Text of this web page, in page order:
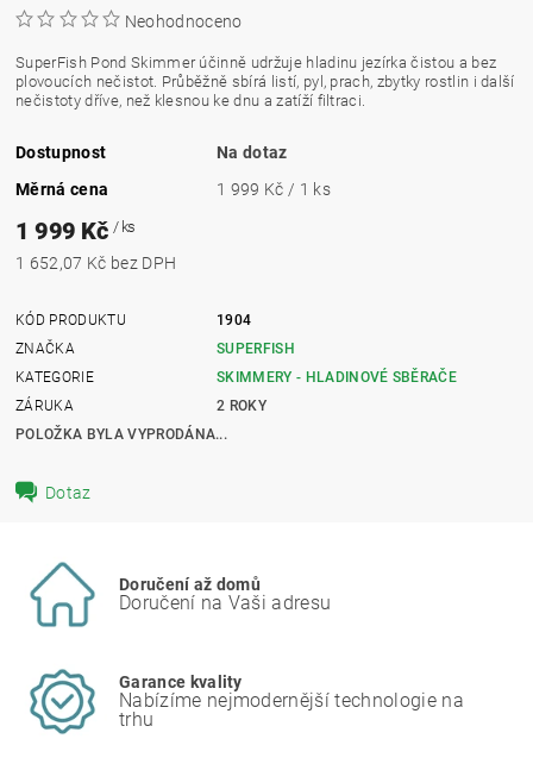
Neohodnoceno
SuperFish Pond Skimmer účinně udržuje hladinu jezírka čistou a bez
plovoucích nečistot. Průběžně sbírá listí, pyl, prach, zbytky rostlin i další
nečistoty dříve, než klesnou ke dnu a zatíží filtraci.
Dostupnost
Na dotaz
Měrná cena
1 999 Kč / 1 ks
1 999 Kč / ks
1 652,07 Kč bez DPH
KÓD PRODUKTU
1904
ZNAČKA
SUPERFISH
KATEGORIE
SKIMMERY - HLADINOVÉ SBĚRAČE
ZÁRUKA
2 ROKY
POLOŽKA BYLA VYPRODÁNA...
Dotaz
Doručení až domů
Doručení na Vaši adresu
Garance kvality
Nabízíme nejmodernější technologie na
trhu